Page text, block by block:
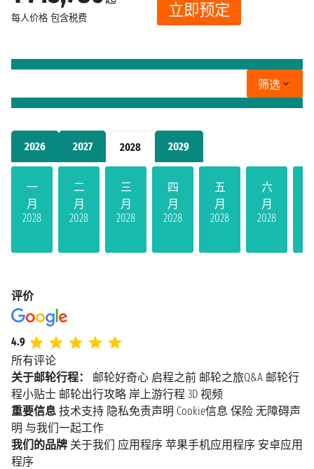
2026 2027 2028 2029
一
月
2028
二
月
2028
三
月
2028
四
月
2028
五
月
2028
六
月
2028
每人价格 包含税费 立即预定
筛选
评价
4.9
所有评论
关于邮轮行程：
邮轮好奇心 启程之前 邮轮之旅Q&A 邮轮行
程小贴士 邮轮出行攻略 岸上游行程 3D 视频
重要信息 技术支持 隐私免责声明 Cookie信息 保险 无障碍声
明 与我们一起工作
我们的品牌 关于我们 应用程序 苹果手机应用程序 安卓应用
程序